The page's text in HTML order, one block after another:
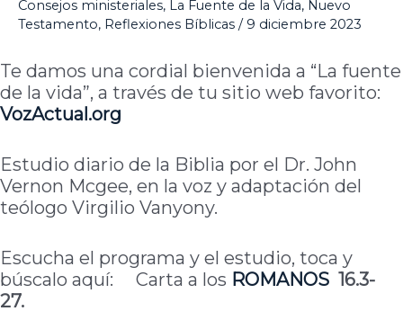
Consejos ministeriales, La Fuente de la Vida, Nuevo
Testamento, Reflexiones Bíblicas / 9 diciembre 2023
Te damos una cordial bienvenida a “La fuente
de la vida”, a través de tu sitio web favorito:
VozActual.org
Estudio diario de la Biblia por el Dr. John
Vernon Mcgee, en la voz y adaptación del
teólogo Virgilio Vanyony.
Escucha el programa y el estudio, toca y
búscalo aquí: Carta a los ROMANOS 16.3-
27.